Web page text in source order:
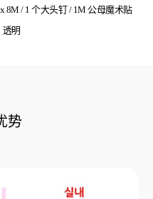
8M / 1 个大头钉 / 1M 公母魔术贴
透明
势